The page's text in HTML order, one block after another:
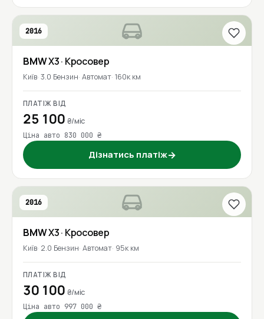
2016
BMWX3· Кросовер
Київ 3.0 Бензин Автомат 160к км
ПЛАТІЖ ВІД
25 100 ₴/міс
Ціна авто 830 000 ₴
Дізнатись платіж→
2016
BMWX3· Кросовер
Київ 2.0 Бензин Автомат 95к км
ПЛАТІЖ ВІД
30 100 ₴/міс
Ціна авто 997 000 ₴